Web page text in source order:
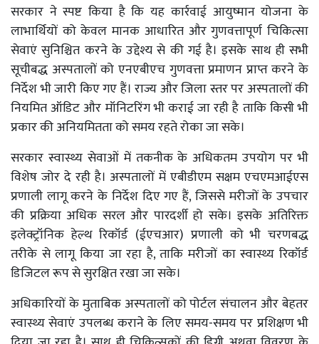
सरकार ने स्पष्ट किया है कि यह कार्रवाई आयुष्मान योजना के
लाभार्थियों को केवल मानक आधारित और गुणवत्तापूर्ण चिकित्सा
सेवाएं सुनिश्चित करने के उद्देश्य से की गई है। इसके साथ ही सभी
सूचीबद्ध अस्पतालों को एनएबीएच गुणवत्ता प्रमाणन प्राप्त करने के
निर्देश भी जारी किए गए हैं। राज्य और जिला स्तर पर अस्पतालों की
नियमित ऑडिट और मॉनिटरिंग भी कराई जा रही है ताकि किसी भी
प्रकार की अनियमितता को समय रहते रोका जा सके।
सरकार स्वास्थ्य सेवाओं में तकनीक के अधिकतम उपयोग पर भी
विशेष जोर दे रही है। अस्पतालों में एबीडीएम सक्षम एचएमआईएस
प्रणाली लागू करने के निर्देश दिए गए हैं, जिससे मरीजों के उपचार
की प्रक्रिया अधिक सरल और पारदर्शी हो सके। इसके अतिरिक्त
इलेक्ट्रॉनिक हेल्थ रिकॉर्ड (ईएचआर) प्रणाली को भी चरणबद्ध
तरीके से लागू किया जा रहा है, ताकि मरीजों का स्वास्थ्य रिकॉर्ड
डिजिटल रूप से सुरक्षित रखा जा सके।
अधिकारियों के मुताबिक अस्पतालों को पोर्टल संचालन और बेहतर
स्वास्थ्य सेवाएं उपलब्ध कराने के लिए समय-समय पर प्रशिक्षण भी